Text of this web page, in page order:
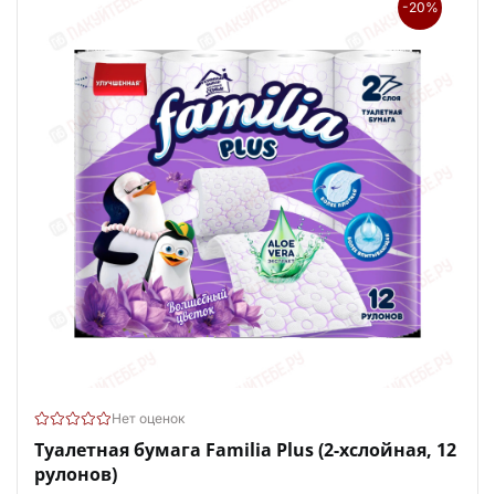
-20%
Нет оценок
Туалетная бумага Familia Plus (2-хслойная, 12
рулонов)